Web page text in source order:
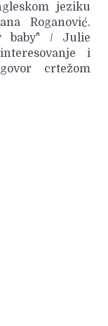
jeziku
Roganović.
baby" / Julie
i
crtežom